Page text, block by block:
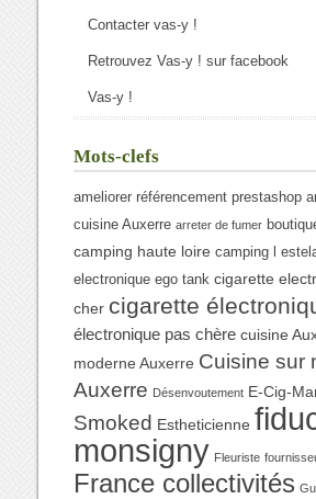
Contacter vas-y !
Retrouvez Vas-y ! sur facebook
Vas-y !
Mots-clefs
ameliorer référencement prestashop
cuisine Auxerre arreter de fumer
camping haute loire camping l
electronique ego tank cigarette
cher cigarette
électronique pas chère cuisine
moderne Auxerre Cuisine sur
Auxerre Désenvoutement E-Cig-
Smoked Estheticienne
monsigny Fleuriste
France collectivités